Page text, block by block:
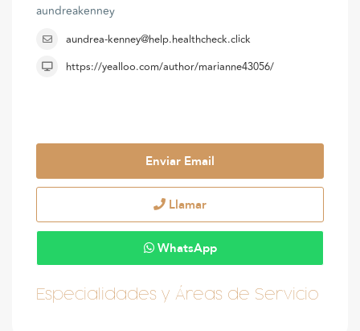
aundreakenney
aundrea-kenney@help.healthcheck.click
https://yealloo.com/author/marianne43056/
Enviar Email
Llamar
WhatsApp
Especialidades y Áreas de Servicio